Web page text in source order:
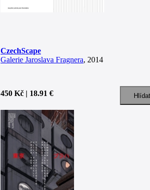
CzechScape
Galerie Jaroslava Fragnera, 2014
450 Kč | 18.91 €